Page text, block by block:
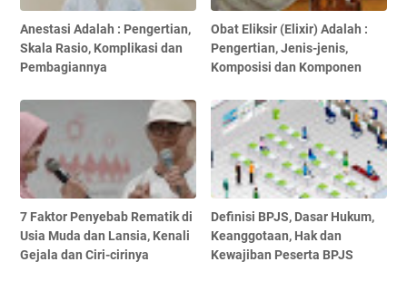
Anestasi Adalah : Pengertian,
Skala Rasio, Komplikasi dan
Pembagiannya
Obat Eliksir (Elixir) Adalah :
Pengertian, Jenis-jenis,
Komposisi dan Komponen
7 Faktor Penyebab Rematik di
Usia Muda dan Lansia, Kenali
Gejala dan Ciri-cirinya
Definisi BPJS, Dasar Hukum,
Keanggotaan, Hak dan
Kewajiban Peserta BPJS